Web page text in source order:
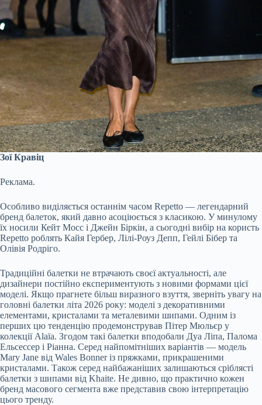
Зої Кравіц
Реклама.
Особливо виділяється останнім часом Repetto — легендарний
бренд балеток, який давно асоціюється з класикою. У минулому
їх носили Кейт Мосс і Джейн Біркін, а сьогодні вибір на користь
Repetto роблять Кайя Гербер, Лілі-Роуз Депп, Гейлі Бібер та
Олівія Родріго.
Традиційні балетки не втрачають своєї актуальності, але
дизайнери постійно експериментують з новими формами цієї
моделі. Якщо прагнете більш виразного взуття, зверніть увагу на
головні балетки літа 2026 року: моделі з декоративними
елементами, кристалами та металевими шипами. Одним із
перших цю тенденцію продемонстрував Пітер Мюльєр у
колекції Alaïa. Згодом такі балетки вподобали Дуа Ліпа, Палома
Ельсессер і Ріанна. Серед найпомітніших варіантів — модель
Mary Jane від Wales Bonner із пряжками, прикрашеними
кристалами. Також серед найбажаніших залишаються сріблясті
балетки з шипами від Khaite. Не дивно, що практично кожен
бренд масового сегмента вже представив свою інтерпретацію
цього тренду.